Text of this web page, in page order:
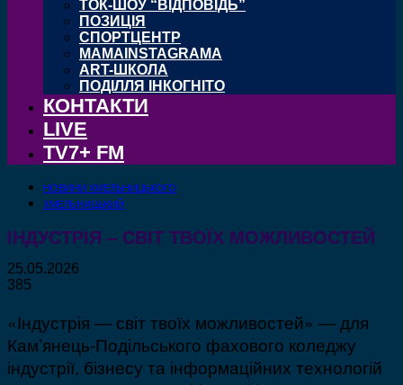
ТОК-ШОУ “ВІДПОВІДЬ”
ПОЗИЦІЯ
СПОРТЦЕНТР
MAMAINSTAGRAMA
ART-ШКОЛА
ПОДІЛЛЯ ІНКОГНІТО
КОНТАКТИ
LIVE
TV7+ FM
НОВИНИ ХМЕЛЬНИЦЬКОГО
ХМЕЛЬНИЦЬКИЙ
ІНДУСТРІЯ – СВІТ ТВОЇХ МОЖЛИВОСТЕЙ
25.05.2026
385
«Індустрія — світ твоїх можливостей» — для
Кам’янець-Подільського фахового коледжу
індустрії, бізнесу та інформаційних технологій